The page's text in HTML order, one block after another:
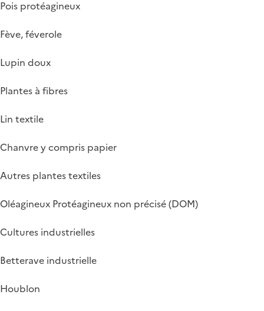
Pois protéagineux
Fève, féverole
Lupin doux
Plantes à fibres
Lin textile
Chanvre y compris papier
Autres plantes textiles
Oléagineux Protéagineux non précisé (DOM)
Cultures industrielles
Betterave industrielle
Houblon